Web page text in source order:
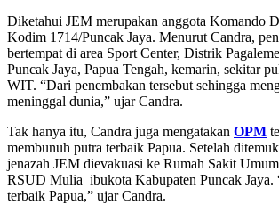
Diketahui JEM merupakan anggota Komando
Kodim 1714/Puncak Jaya. Menurut Candra,
bertempat di area Sport Center, Distrik
Puncak Jaya, Papua Tengah, kemarin, sekitar
WIT. “Dari penembakan tersebut sehingga
meninggal dunia,” ujar Candra.
Tak hanya itu, Candra juga mengatakan OPM
membunuh putra terbaik Papua. Setelah
jenazah JEM dievakuasi ke Rumah Sakit
RSUD Mulia ibukota Kabupaten Puncak Jaya.
terbaik Papua,” ujar Candra.